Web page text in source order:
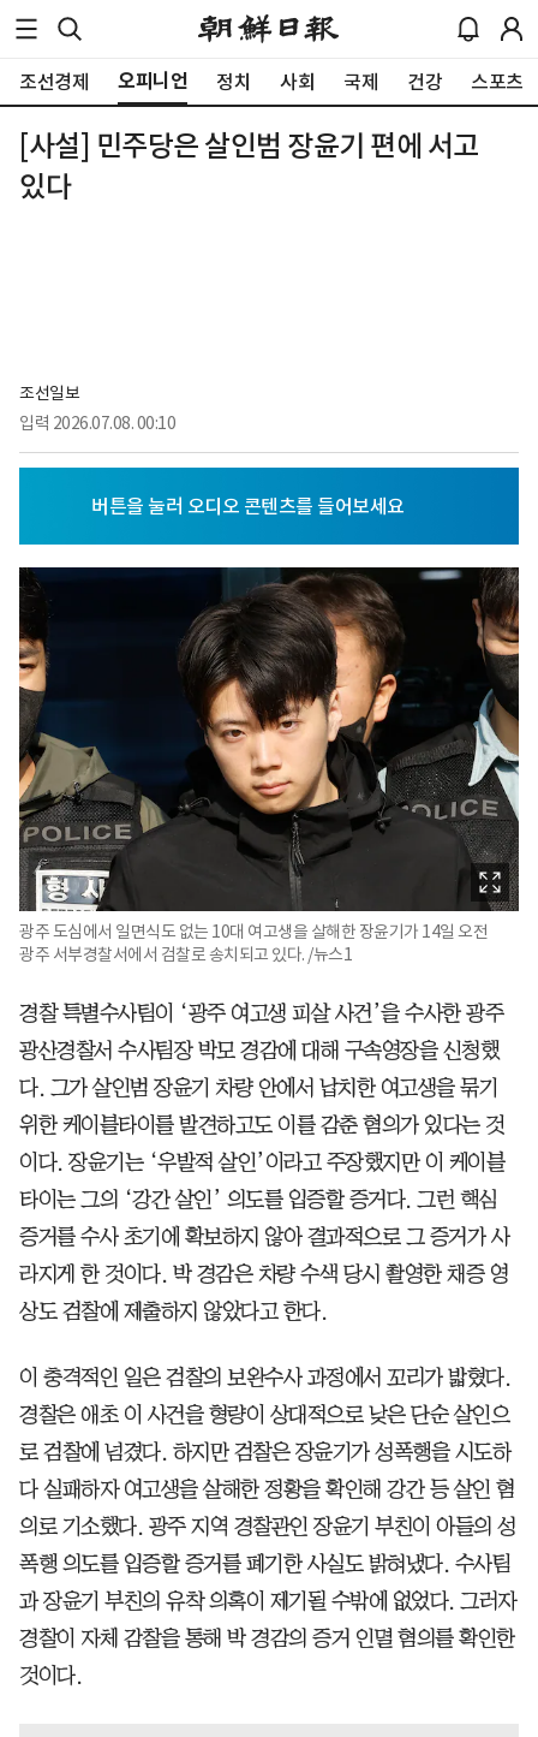
조선경제 오피니언 정치 사회 국제 건강 스포츠
[사설] 민주당은 살인범 장윤기 편에 서고
있다
조선일보
입력 2026.07.08. 00:10
광주 도심에서 일면식도 없는 10대 여고생을 살해한 장윤기가 14일 오전
광주 서부경찰서에서 검찰로 송치되고 있다. /뉴스1
경찰 특별수사팀이 ‘광주 여고생 피살 사건’을 수사한 광주
광산경찰서 수사팀장 박모 경감에 대해 구속영장을 신청했
다. 그가 살인범 장윤기 차량 안에서 납치한 여고생을 묶기
위한 케이블타이를 발견하고도 이를 감춘 혐의가 있다는 것
이다. 장윤기는 ‘우발적 살인’이라고 주장했지만 이 케이블
타이는 그의 ‘강간 살인’ 의도를 입증할 증거다. 그런 핵심
증거를 수사 초기에 확보하지 않아 결과적으로 그 증거가 사
라지게 한 것이다. 박 경감은 차량 수색 당시 촬영한 채증 영
상도 검찰에 제출하지 않았다고 한다.
이 충격적인 일은 검찰의 보완수사 과정에서 꼬리가 밟혔다.
경찰은 애초 이 사건을 형량이 상대적으로 낮은 단순 살인으
로 검찰에 넘겼다. 하지만 검찰은 장윤기가 성폭행을 시도하
다 실패하자 여고생을 살해한 정황을 확인해 강간 등 살인 혐
의로 기소했다. 광주 지역 경찰관인 장윤기 부친이 아들의 성
폭행 의도를 입증할 증거를 폐기한 사실도 밝혀냈다. 수사팀
과 장윤기 부친의 유착 의혹이 제기될 수밖에 없었다. 그러자
경찰이 자체 감찰을 통해 박 경감의 증거 인멸 혐의를 확인한
것이다.